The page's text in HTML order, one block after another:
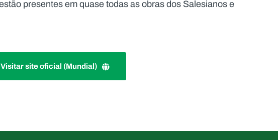
presentes em quase todas as obras dos Salesianos e
Visitar site oficial (Mundial)